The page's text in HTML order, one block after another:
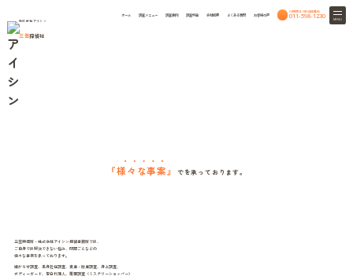
株式会社アイシン
三笠探偵社
ホーム 調査メニュー 調査事例 調査料金 会社概要 よくある質問 お客様の声
24時間365日相談無料
011-598-1230 MENU
『様々な事案 』 でを承っております。
三笠興信所・株式会社アイシン探偵事務所では、
ご自身では解決できない悩み、問題ごとなどの
様々な事案を承っております。
嫌がらせ調査、単身赴任調査、資産・財産調査、身上調査、
ボディーガード、告白代理人、覆面調査（ミステリーショッパー）